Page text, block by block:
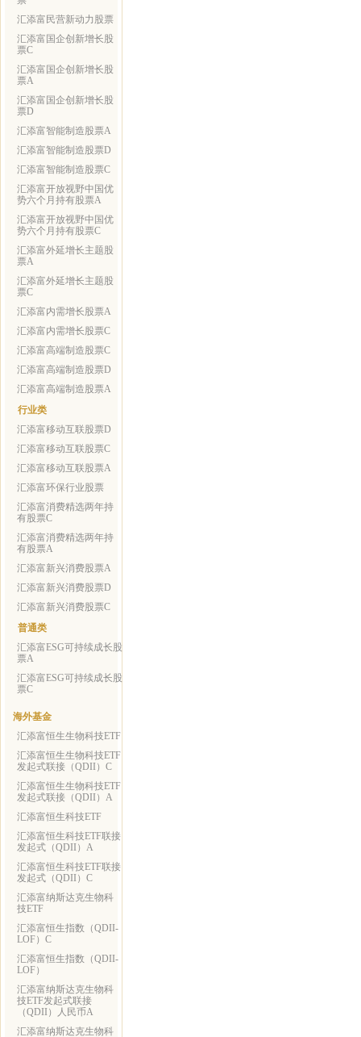
汇添富民营新动力股票
汇添富国企创新增长股
票C
汇添富国企创新增长股
票A
汇添富国企创新增长股
票D
汇添富智能制造股票A
汇添富智能制造股票D
汇添富智能制造股票C
汇添富开放视野中国优
势六个月持有股票A
汇添富开放视野中国优
势六个月持有股票C
汇添富外延增长主题股
票A
汇添富外延增长主题股
票C
汇添富内需增长股票A
汇添富内需增长股票C
汇添富高端制造股票C
汇添富高端制造股票D
汇添富高端制造股票A
行业类
汇添富移动互联股票D
汇添富移动互联股票C
汇添富移动互联股票A
汇添富环保行业股票
汇添富消费精选两年持
有股票C
汇添富消费精选两年持
有股票A
汇添富新兴消费股票A
汇添富新兴消费股票D
汇添富新兴消费股票C
普通类
汇添富ESG可持续成长股
票A
汇添富ESG可持续成长股
票C
海外基金
汇添富恒生生物科技ETF
汇添富恒生生物科技ETF
发起式联接（QDII）C
汇添富恒生生物科技ETF
发起式联接（QDII）A
汇添富恒生科技ETF
汇添富恒生科技ETF联接
发起式（QDII）A
汇添富恒生科技ETF联接
发起式（QDII）C
汇添富纳斯达克生物科
技ETF
汇添富恒生指数（QDII-
LOF）C
汇添富恒生指数（QDII-
LOF）
汇添富纳斯达克生物科
技ETF发起式联接
（QDII）人民币A
汇添富纳斯达克生物科